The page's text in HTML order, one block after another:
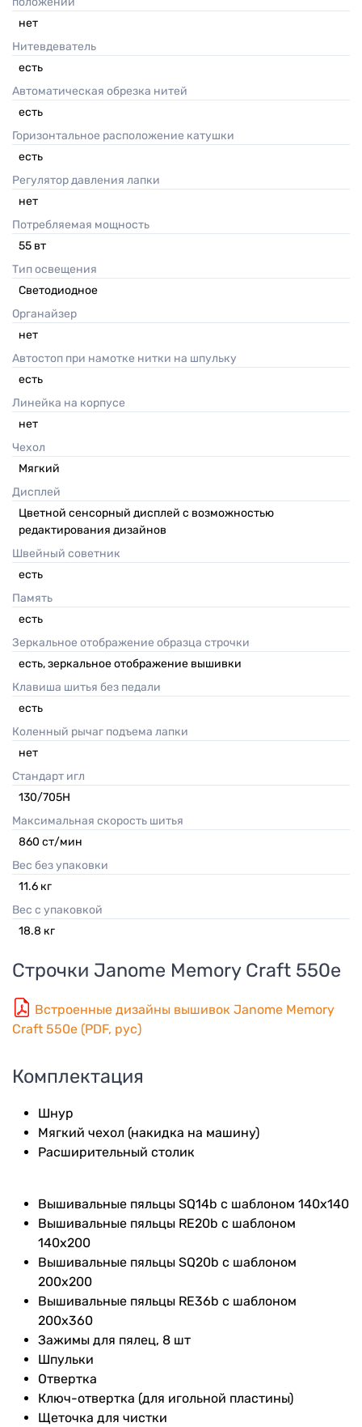
нет
Нитевдеватель
есть
Автоматическая обрезка нитей
есть
Горизонтальное расположение катушки
есть
Регулятор давления лапки
нет
Потребляемая мощность
55 вт
Тип освещения
Светодиодное
Органайзер
нет
Автостоп при намотке нитки на шпульку
есть
Линейка на корпусе
нет
Чехол
Мягкий
Дисплей
Цветной сенсорный дисплей с возможностью
редактирования дизайнов
Швейный советник
есть
Память
есть
Зеркальное отображение образца строчки
есть, зеркальное отображение вышивки
Клавиша шитья без педали
есть
Коленный рычаг подъема лапки
нет
Стандарт игл
130/705H
Максимальная скорость шитья
860 ст/мин
Вес без упаковки
11.6 кг
Вес с упаковкой
18.8 кг
Строчки Janome Memory Craft 550e
Встроенные дизайны вышивок Janome Memory
Craft 550e (PDF, рус)
Комплектация
Шнур
Мягкий чехол (накидка на машину)
Расширительный столик
Вышивальные пяльцы SQ14b с шаблоном 140х140
Вышивальные пяльцы RE20b с шаблоном
140х200
Вышивальные пяльцы SQ20b с шаблоном
200х200
Вышивальные пяльцы RE36b с шаблоном
200х360
Зажимы для пялец, 8 шт
Шпульки
Отвертка
Ключ-отвертка (для игольной пластины)
Щеточка для чистки